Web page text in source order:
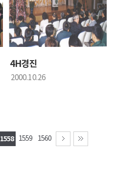
4H경진
2000.10.26
1558 1559 1560